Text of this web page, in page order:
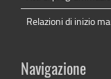
Relazioni di inizio
Navigazione